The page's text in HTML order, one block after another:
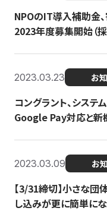
NPOのIT導入補助金、
2023年度募集開始（
2023.03.23 お
コングラント、シス
Google Pay対応と新
2023.03.09 お
【3/31締切】小さな
し込みが更に簡単にな